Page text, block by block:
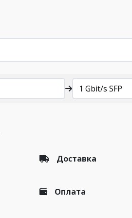
1 Gbit/s SFP
Доставка
Оплата